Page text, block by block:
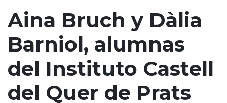
Aina Bruch y Dàlia
Barniol, alumnas
del Instituto Castell
del Quer de Prats